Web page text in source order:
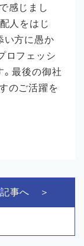
感じまし
人をはじ
い方に愚か
ロフェッシ
。最後の御社
のご活躍を
事へ ＞